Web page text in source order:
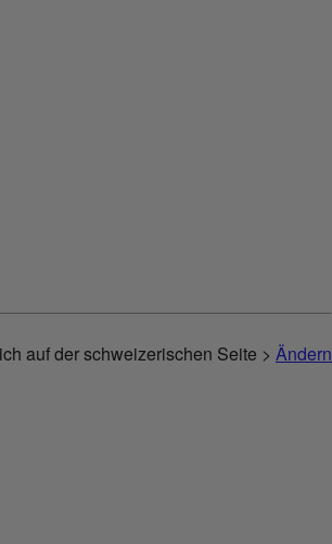
auf der schweizerischen Seite > Ändern